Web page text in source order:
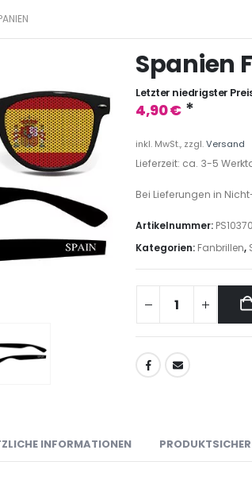
Spanien
Letzter niedrigster
4,90€ *
inkl. MwSt., zzgl.Versand
Lieferzeit: ca. 3-5
Bei Lieferungen in
Artikelnummer: PS10370
Kategorien: Fanbrillen,
INFORMATIONEN